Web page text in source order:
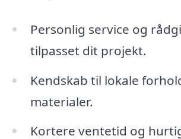
Personlig service og
tilpasset dit projekt.
Kendskab til lokale
materialer.
Kortere ventetid og